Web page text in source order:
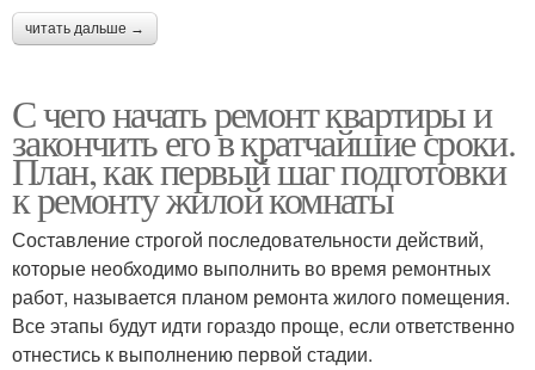
читать дальше →
С чего начать ремонт квартиры и
закончить его в кратчайшие сроки.
План, как первый шаг подготовки
к ремонту жилой комнаты
Составление строгой последовательности действий,
которые необходимо выполнить во время ремонтных
работ, называется планом ремонта жилого помещения.
Все этапы будут идти гораздо проще, если ответственно
отнестись к выполнению первой стадии.